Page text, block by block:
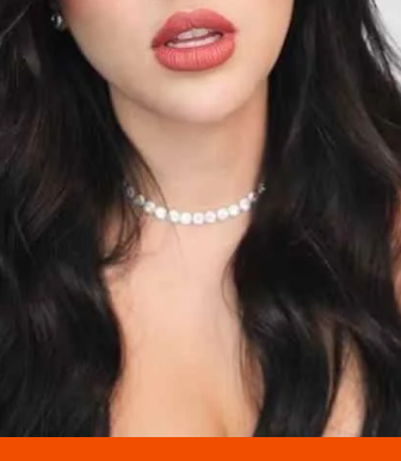
Equipo
Sobre Nosotros
Contactos